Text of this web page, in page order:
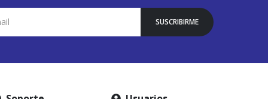
SUSCRIBIRME